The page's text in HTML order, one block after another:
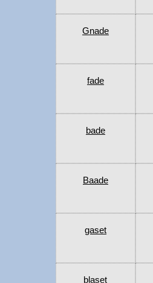
Gnade
fade
bade
Baade
gaset
blaset